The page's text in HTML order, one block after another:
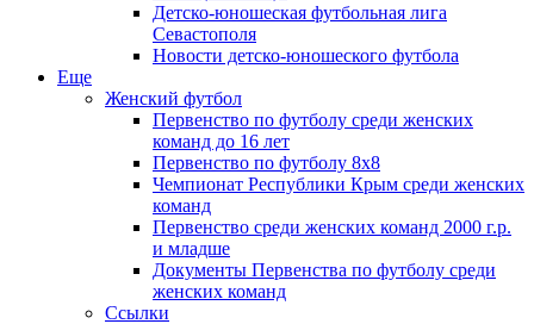
Детско-юношеская футбольная лига
Севастополя
Новости детско-юношеского футбола
Еще
Женский футбол
Первенство по футболу среди женских
команд до 16 лет
Первенство по футболу 8х8
Чемпионат Республики Крым среди женских
команд
Первенство среди женских команд 2000 г.р.
и младше
Документы Первенства по футболу среди
женских команд
Ссылки